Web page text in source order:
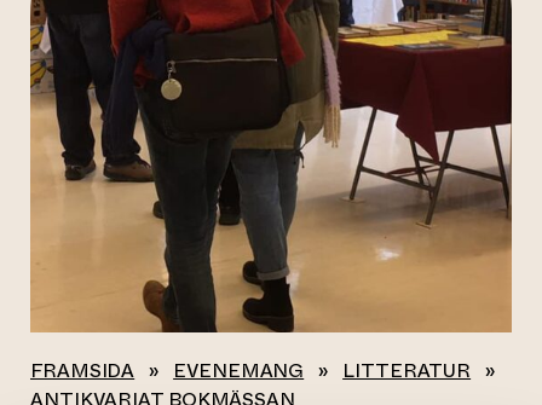
FRAMSIDA » EVENEMANG » LITTERATUR »